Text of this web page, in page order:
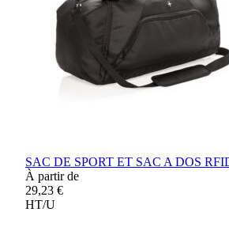
SAC DE SPORT ET SAC A DOS
À partir de
29,23 €
HT/U